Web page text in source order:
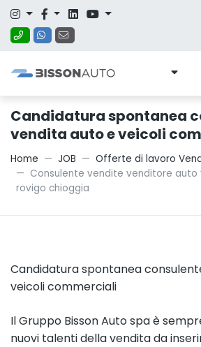
Candidatura spontanea
vendita auto e veicoli
Home JOB
Offerte di lavoro
Consulente vendite venditore auto
rovigo chioggia
Candidatura spontanea
veicoli commerciali
Il Gruppo Bisson Auto spa è
nuovi talenti della vendita da